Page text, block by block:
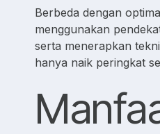
Berbeda dengan
menggunakan
serta menerapkan
hanya naik peringkat